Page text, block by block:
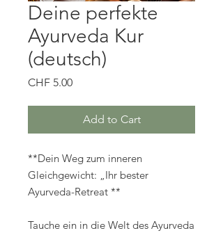
Deine perfekte
Ayurveda Kur
(deutsch)
CHF 5.00Price
Add to Cart
**Dein Weg zum inneren
Gleichgewicht: „Ihr bester
Ayurveda-Retreat **
Tauche ein in die Welt des Ayurveda